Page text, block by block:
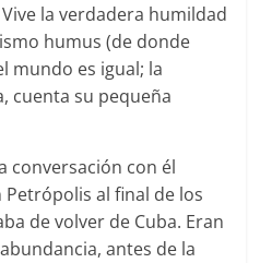
la verdadera humildad
humus (de donde
mundo es igual; la
cuenta su pequeña
conversación con él
al final de los
de volver de Cuba. Eran
antes de la